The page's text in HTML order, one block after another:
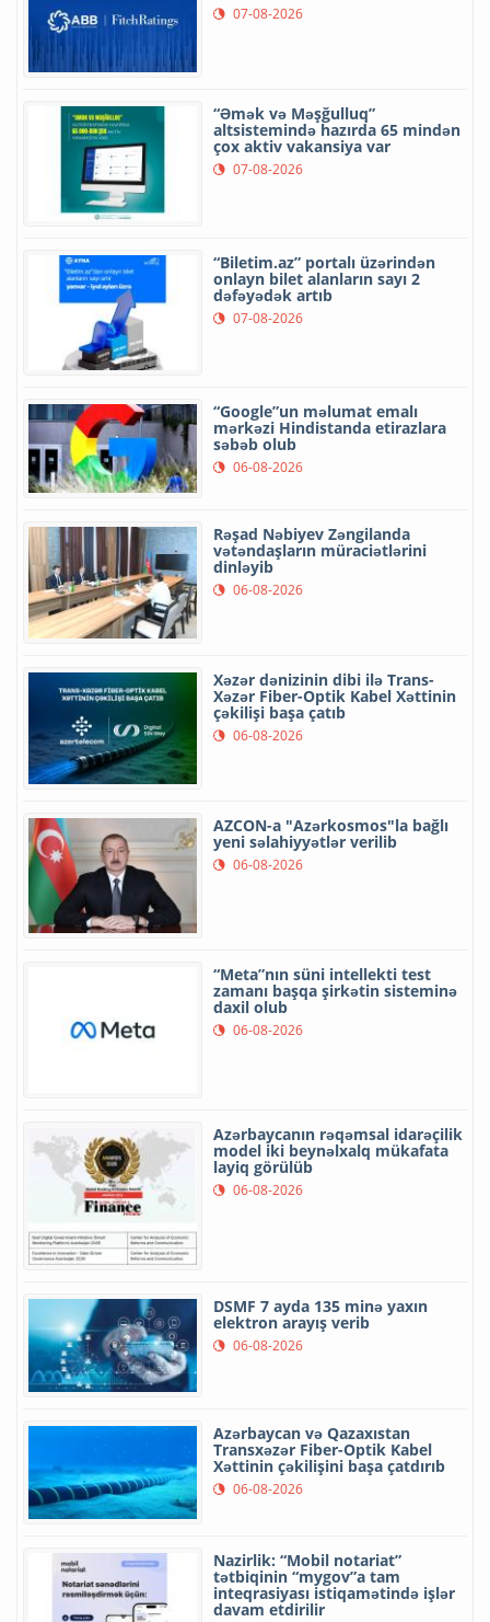
07-08-2026
“Əmək və Məşğulluq”
altsistemində hazırda 65 mindən
çox aktiv vakansiya var
07-08-2026
“Biletim.az” portalı üzərindən
onlayn bilet alanların sayı 2
dəfəyədək artıb
07-08-2026
“Google”un məlumat emalı
mərkəzi Hindistanda etirazlara
səbəb olub
06-08-2026
Rəşad Nəbiyev Zəngilanda
vətəndaşların müraciətlərini
dinləyib
06-08-2026
Xəzər dənizinin dibi ilə Trans-
Xəzər Fiber-Optik Kabel Xəttinin
çəkilişi başa çatıb
06-08-2026
AZCON-a "Azərkosmos"la bağlı
yeni səlahiyyətlər verilib
06-08-2026
“Meta”nın süni intellekti test
zamanı başqa şirkətin sisteminə
daxil olub
06-08-2026
Azərbaycanın rəqəmsal idarəçilik
model iki beynəlxalq mükafata
layiq görülüb
06-08-2026
DSMF 7 ayda 135 minə yaxın
elektron arayış verib
06-08-2026
Azərbaycan və Qazaxıstan
Transxəzər Fiber-Optik Kabel
Xəttinin çəkilişini başa çatdırıb
06-08-2026
Nazirlik: “Mobil notariat”
tətbiqinin “mygov”a tam
inteqrasiyası istiqamətində işlər
davam etdirilir